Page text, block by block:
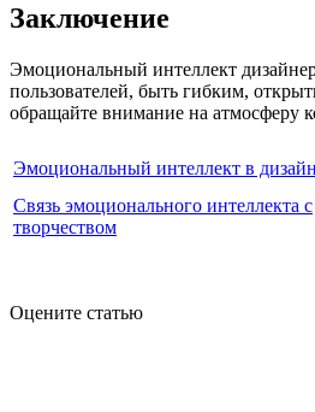
Заключение
Эмоциональный интеллект
пользователей, быть гибким,
обращайте внимание на атмосферу
Эмоциональный интеллект в
Связь эмоционального интеллекта с
творчеством
Оцените статью